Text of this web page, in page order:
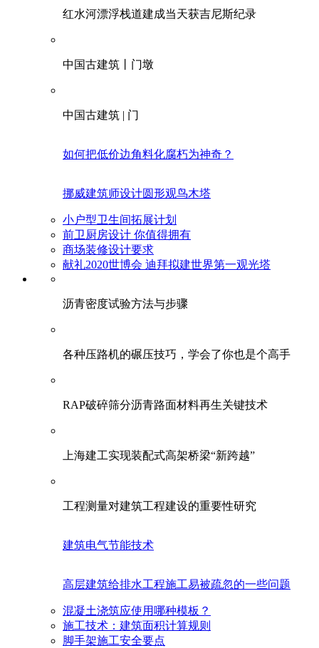
红水河漂浮栈道建成当天获吉尼斯纪录
中国古建筑丨门墩
中国古建筑 | 门
如何把低价边角料化腐朽为神奇？
挪威建筑师设计圆形观鸟木塔
小户型卫生间拓展计划
前卫厨房设计 你值得拥有
商场装修设计要求
献礼2020世博会 迪拜拟建世界第一观光塔
​沥青密度试验方法与步骤
各种压路机的碾压技巧，学会了你也是个高手
RAP破碎筛分沥青路面材料再生关键技术
上海建工实现装配式高架桥梁“新跨越”
工程测量对建筑工程建设的重要性研究
建筑电气节能技术
高层建筑给排水工程施工易被疏忽的一些问题
混凝土浇筑应使用哪种模板？
施工技术：建筑面积计算规则
脚手架施工安全要点